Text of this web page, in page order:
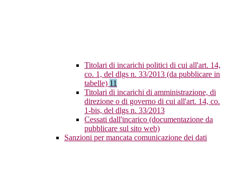
Titolari di incarichi politici di cui all'art. 14,
co. 1, del dlgs n. 33/2013 (da pubblicare in
tabelle) 11
Titolari di incarichi di amministrazione, di
direzione o di governo di cui all'art. 14, co.
1-bis, del dlgs n. 33/2013
Cessati dall'incarico (documentazione da
pubblicare sul sito web)
Sanzioni per mancata comunicazione dei dati